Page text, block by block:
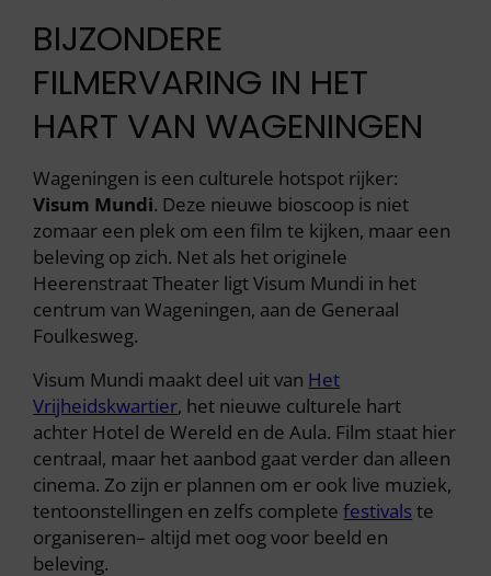
BIJZONDERE
FILMERVARING IN HET
HART VAN WAGENINGEN
Wageningen is een culturele hotspot rijker:
Visum Mundi. Deze nieuwe bioscoop is niet
zomaar een plek om een film te kijken, maar een
beleving op zich. Net als het originele
Heerenstraat Theater ligt Visum Mundi in het
centrum van Wageningen, aan de Generaal
Foulkesweg.
Visum Mundi maakt deel uit van Het
Vrijheidskwartier, het nieuwe culturele hart
achter Hotel de Wereld en de Aula. Film staat hier
centraal, maar het aanbod gaat verder dan alleen
cinema. Zo zijn er plannen om er ook live muziek,
tentoonstellingen en zelfs completefestivals te
organiseren– altijd met oog voor beeld en
beleving.